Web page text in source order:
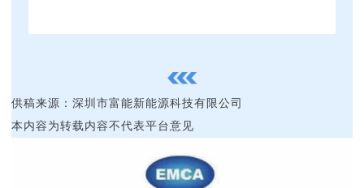
供稿来源： 深圳市富能新能源科技有限公司
本内容为转载内容不代表平台意见